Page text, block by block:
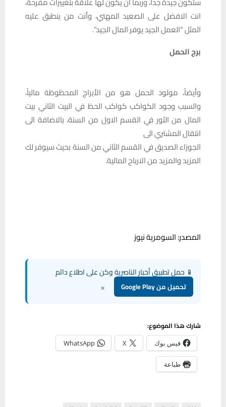
انت الافضل على الصعيد المهني، وأنت من ينطبق عليه
المثل “العمل الجيد يوفر المال الجيد”.
برج الحمل
وأيضاً، مولود الحمل هو من الأبراج المحظوظة مالياً،
والسبب وجود الكواكب كواكب الحظ في البيت الثاني بيت
المال من الثور في القسم الاول من السنة، بالاضافة الى
انتقال المشتري الى
الجوزاء الصديق في القسم الثاني من السنة بحيث سيوفر لك
المزيد والمزيد من الارباح المالية.
المصدر: السومرية نيوز
📱 حمل تطبيق أخبار الناصرية وكن على اطلاع دائم
تحميل من Google Play ×
شارك هذا الموضوع:
فيس بوك X
WhatsApp
طباعة